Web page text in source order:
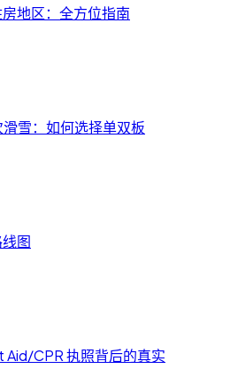
地区：全方位指南
滑雪：如何选择单双板
图
Aid/CPR 执照背后的真实